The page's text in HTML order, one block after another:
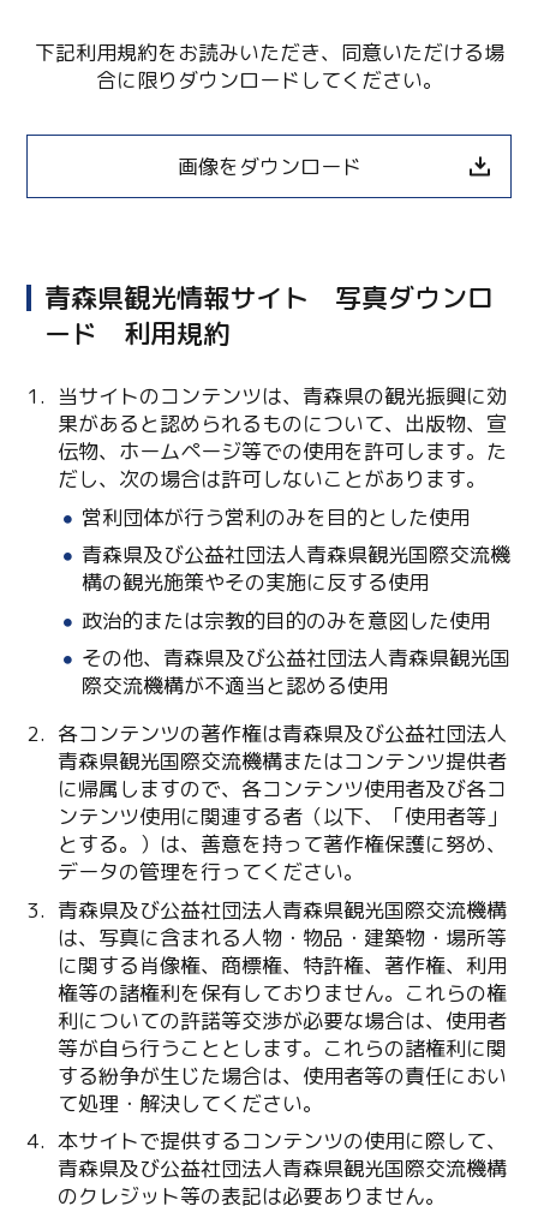
下記利用規約をお読みいただき、同意いただける場
合に限りダウンロードしてください。
画像をダウンロード
青森県観光情報サイト 写真ダウンロ
ード 利用規約
当サイトのコンテンツは、青森県の観光振興に効
果があると認められるものについて、出版物、宣
伝物、ホームページ等での使用を許可します。た
だし、次の場合は許可しないことがあります。
営利団体が行う営利のみを目的とした使用
青森県及び公益社団法人青森県観光国際交流機
構の観光施策やその実施に反する使用
政治的または宗教的目的のみを意図した使用
その他、青森県及び公益社団法人青森県観光国
際交流機構が不適当と認める使用
各コンテンツの著作権は青森県及び公益社団法人
青森県観光国際交流機構またはコンテンツ提供者
に帰属しますので、各コンテンツ使用者及び各コ
ンテンツ使用に関連する者（以下、「使用者等」
とする。）は、善意を持って著作権保護に努め、
データの管理を行ってください。
青森県及び公益社団法人青森県観光国際交流機構
は、写真に含まれる人物・物品・建築物・場所等
に関する肖像権、商標権、特許権、著作権、利用
権等の諸権利を保有しておりません。これらの権
利についての許諾等交渉が必要な場合は、使用者
等が自ら行うこととします。これらの諸権利に関
する紛争が生じた場合は、使用者等の責任におい
て処理・解決してください。
本サイトで提供するコンテンツの使用に際して、
青森県及び公益社団法人青森県観光国際交流機構
のクレジット等の表記は必要ありません。
Twitter
Facebook
Line
Copy URL